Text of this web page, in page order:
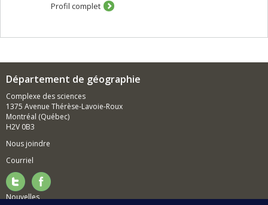
Profil complet
Département de géographie
Complexe des sciences
1375 Avenue Thérèse-Lavoie-Roux
Montréal (Québec)
H2V 0B3
Nous joindre
Courriel
Nouvelles